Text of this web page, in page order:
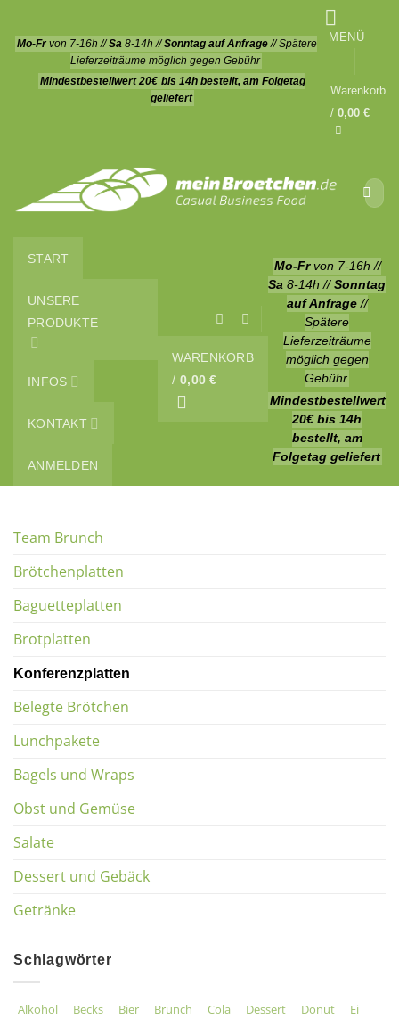
Inhalt
springen
Mo-Frvon 7-16h //Sa 8-14h //Sonntag auf Anfrage// Spätere
Lieferzeiträume möglich gegen Gebühr
Mindestbestellwert 20€ bis 14h bestellt, am Folgetag
geliefert
MENÜ
Warenkorb
/ 0,00 €
nach:
START
UNSERE
PRODUKTE
INFOS
KONTAKT
ANMELDEN
WARENKORB
/ 0,00€
Mo-Frvon 7-16h //
Sa 8-14h // Sonntag
auf Anfrage//
Spätere
Lieferzeiträume
möglich gegen
Gebühr
Mindestbestellwert
20€ bis 14h
bestellt, am
Folgetag geliefert
Team Brunch
Brötchenplatten
Baguetteplatten
Brotplatten
Konferenzplatten
Belegte Brötchen
Lunchpakete
Bagels und Wraps
Obst und Gemüse
Salate
Dessert und Gebäck
Getränke
Schlagwörter
Alkohol Becks Bier Brunch Cola Dessert Donut
Ei